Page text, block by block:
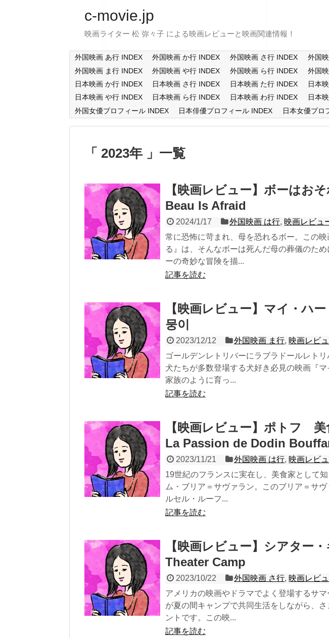
c-movie.jp
映画ライター 松 弥々子 による映画レビューと映画関連情報！
外国映画 あ行 INDEX 外国映画 か行 INDEX 外国映画 さ行 INDEX 外国
外国映画 ま行 INDEX
外国映画 や行 INDEX 外国映画 ら行 INDEX 外国
日本映画 か行 INDEX
日本映画 さ行 INDEX 日本映画 た行 INDEX 日本
日本映画 や行 INDEX
日本映画 ら行 INDEX 日本映画 わ行 INDEX 日本
外国女優プロフィール INDEX
日本俳優プロフィール INDEX 日本女優プロ
2023年 一覧
【映画レビュー】ボーはお
Beau Is Afraid
2024/1/17 外国映画 は行, 映画レビュ
常に恐怖に苛まれ、母を恐れるボー。この
る』は、そんなボーは死んだ母の葬儀のた
ーの奇妙な冒険を描...
記事を読む
【映画レビュー】マイ・ハ
뭉이
2023/12/12 外国映画 ま行, 映画レビ
ゴールデンレトリバーにラブラドールレト
犬たちが多数登場する犬好き必見の映画『マ
家族のように育っ...
記事を読む
【映画レビュー】ポトフ 美
La Passion de Dodin
2023/11/21 外国映画 は行, 映画レビ
19世紀のフランスに実在し、美食家として
ム・ブリア＝サヴァラン。このブリア＝サ
ルセル・ルーフ...
記事を読む
【映画レビュー】シアター
Theater Camp
2023/10/22 外国映画 さ行, 映画レビ
アメリカの映画やドラマでよく登場するサ
が夏の間キャンプで共同生活をしながら、
ントです。この映...
記事を読む